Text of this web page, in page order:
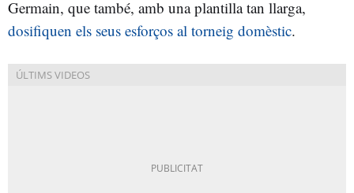
Germain, que també, amb una plantilla tan llarga,
dosifiquen els seus esforços al torneig domèstic.